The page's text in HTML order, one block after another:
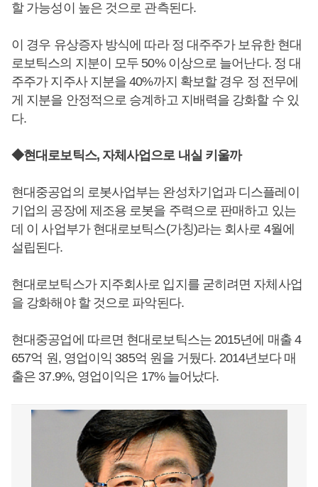
할 가능성이 높은 것으로 관측된다.
이 경우 유상증자 방식에 따라 정 대주주가 보유한 현대
로보틱스의 지분이 모두 50% 이상으로 늘어난다. 정 대
주주가 지주사 지분을 40%까지 확보할 경우 정 전무에
게 지분을 안정적으로 승계하고 지배력을 강화할 수 있
다.
◆현대로보틱스, 자체사업으로 내실 키울까
현대중공업의 로봇사업부는 완성차기업과 디스플레이
기업의 공장에 제조용 로봇을 주력으로 판매하고 있는
데 이 사업부가 현대로보틱스(가칭)라는 회사로 4월에
설립된다.
현대로보틱스가 지주회사로 입지를 굳히려면 자체사업
을 강화해야 할 것으로 파악된다.
현대중공업에 따르면 현대로보틱스는 2015년에 매출 4
657억 원, 영업이익 385억 원을 거뒀다. 2014년보다 매
출은 37.9%, 영업이익은 17% 늘어났다.